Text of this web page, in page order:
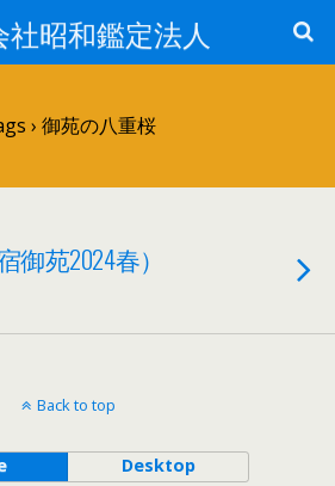
昭和鑑定法人
› 御苑の八重桜
苑2024春）
Back to top
Desktop